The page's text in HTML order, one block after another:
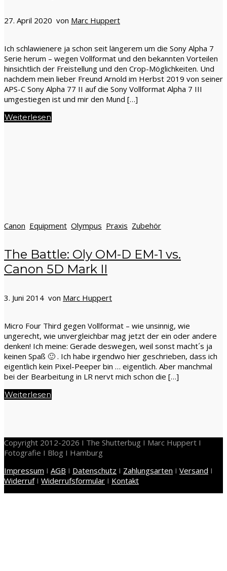
27. April 2020 von Marc Huppert
Ich schlawienere ja schon seit längerem um die Sony Alpha 7
Serie herum – wegen Vollformat und den bekannten Vorteilen
hinsichtlich der Freistellung und den Crop-Möglichkeiten. Und
nachdem mein lieber Freund Arnold im Herbst 2019 von seiner
APS-C Sony Alpha 77 II auf die Sony Vollformat Alpha 7 III
umgestiegen ist und mir den Mund […]
Weiterlesen
Canon Equipment Olympus Praxis Zubehör
The Battle: Oly OM-D EM-1 vs.
Canon 5D Mark II
3. Juni 2014 von Marc Huppert
Micro Four Third gegen Vollformat – wie unsinnig, wie
ungerecht, wie unvergleichbar mag jetzt der ein oder andere
denken! Ich meine: Gerade deswegen, weil sonst macht´s ja
keinen Spaß 🙂 . Ich habe irgendwo hier geschrieben, dass ich
eigentlich kein Pixel-Peeper bin … eigentlich. Aber manchmal
bei der Bearbeitung in LR nervt mich schon die […]
Weiterlesen
Copyright 2012-2026 I The Shutterbug I Marc Huppert I
Fotografie I Blog I Hamburg
Impressum I AGB I Datenschutz I Zahlungsarten I Versand I
WiderrufI Widerrufsformular I Kontakt